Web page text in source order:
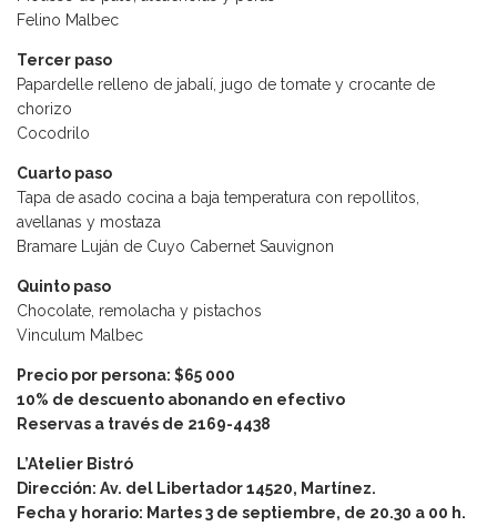
Felino Malbec
Tercer paso
Papardelle relleno de jabalí, jugo de tomate y crocante de
chorizo
Cocodrilo
Cuarto paso
Tapa de asado cocina a baja temperatura con repollitos,
avellanas y mostaza
Bramare Luján de Cuyo Cabernet Sauvignon
Quinto paso
Chocolate, remolacha y pistachos
Vinculum Malbec
Precio por persona: $65 000
10% de descuento abonando en efectivo
Reservas a través de 2169-4438
L’Atelier Bistró
Dirección: Av. del Libertador 14520, Martínez.
Fecha y horario: Martes 3 de septiembre, de 20.30 a 00 h.